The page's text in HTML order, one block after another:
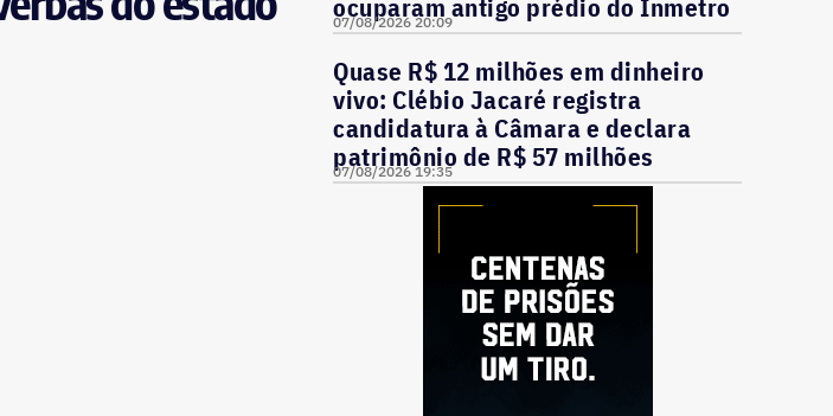
ocuparam antigo prédio do Inmetro
07/08/2026 20:09
Quase R$ 12 milhões em dinheiro
vivo: Clébio Jacaré registra
candidatura à Câmara e declara
patrimônio de R$ 57 milhões
07/08/2026 19:35